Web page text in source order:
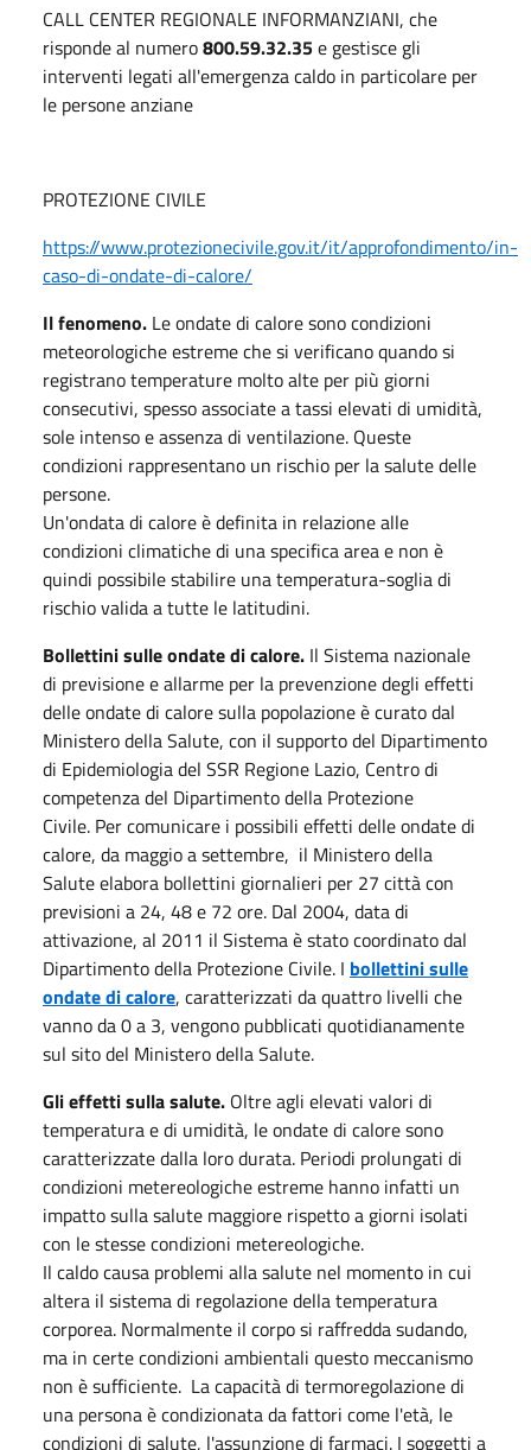
CALL CENTER REGIONALE INFORMANZIANI, che
risponde al numero800.59.32.35e gestisce gli
interventi legati all'emergenza caldo in particolare per
le persone anziane
PROTEZIONE CIVILE
https://www.protezionecivile.gov.it/it/approfondimento/in-
caso-di-ondate-di-calore/
Il fenomeno. Le ondate di calore sono condizioni
meteorologiche estreme che si verificano quando si
registrano temperature molto alte per più giorni
consecutivi, spesso associate a tassi elevati di umidità,
sole intenso e assenza di ventilazione. Queste
condizioni rappresentano un rischio per la salute delle
persone.
Un'ondata di calore è definita in relazione alle
condizioni climatiche di una specifica area e non è
quindi possibile stabilire una temperatura-soglia di
rischio valida a tutte le latitudini.
Bollettini sulle ondate di calore. Il Sistema nazionale
di previsione e allarme per la prevenzione degli effetti
delle ondate di calore sulla popolazione è curato dal
Ministero della Salute, con il supporto del Dipartimento
di Epidemiologia del SSR Regione Lazio, Centro di
competenza del Dipartimento della Protezione
Civile. Per comunicare i possibili effetti delle ondate di
calore, da maggio a settembre, il Ministero della
Salute elabora bollettini giornalieri per 27 città con
previsioni a 24, 48 e 72 ore. Dal 2004, data di
attivazione, al 2011 il Sistema è stato coordinato dal
Dipartimento della Protezione Civile. I bollettini sulle
ondate di calore, caratterizzati da quattro livelli che
vanno da 0 a 3, vengono pubblicati quotidianamente
sul sito del Ministero della Salute.
Gli effetti sulla salute. Oltre agli elevati valori di
temperatura e di umidità, le ondate di calore sono
caratterizzate dalla loro durata. Periodi prolungati di
condizioni metereologiche estreme hanno infatti un
impatto sulla salute maggiore rispetto a giorni isolati
con le stesse condizioni metereologiche.
Il caldo causa problemi alla salute nel momento in cui
altera il sistema di regolazione della temperatura
corporea. Normalmente il corpo si raffredda sudando,
ma in certe condizioni ambientali questo meccanismo
non è sufficiente. La capacità di termoregolazione di
una persona è condizionata da fattori come l'età, le
condizioni di salute, l'assunzione di farmaci. I soggetti a